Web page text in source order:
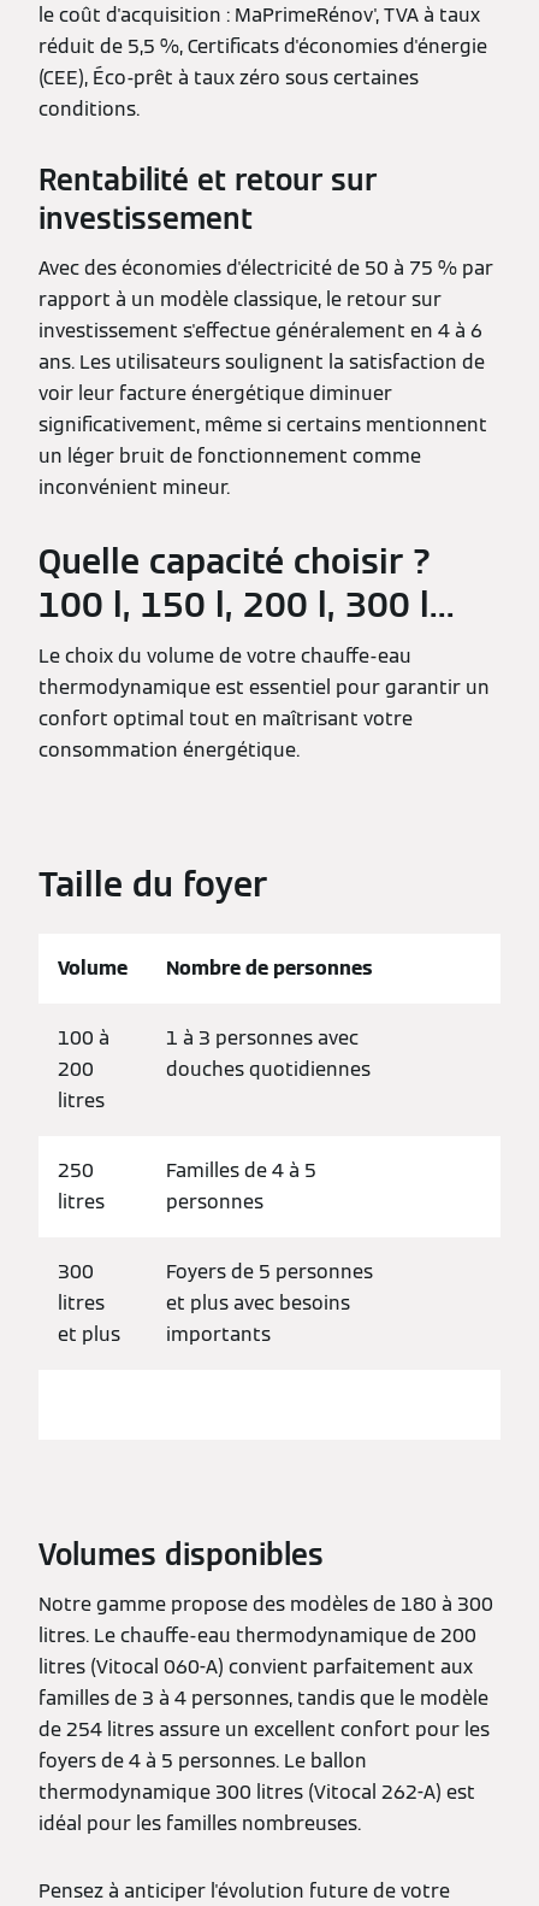
le coût d'acquisition : MaPrimeRénov', TVA à taux
réduit de 5,5 %, Certificats d'économies d'énergie
(CEE), Éco-prêt à taux zéro sous certaines
conditions.
Rentabilité et retour sur
investissement
Avec des économies d'électricité de 50 à 75 % par
rapport à un modèle classique, le retour sur
investissement s'effectue généralement en 4 à 6
ans. Les utilisateurs soulignent la satisfaction de
voir leur facture énergétique diminuer
significativement, même si certains mentionnent
un léger bruit de fonctionnement comme
inconvénient mineur.
Quelle capacité choisir ?
100 l, 150 l, 200 l, 300 l...
Le choix du volume de votre chauffe-eau
thermodynamique est essentiel pour garantir un
confort optimal tout en maîtrisant votre
consommation énergétique.
Taille du foyer
Volume Nombre de personnes
100 à
200
litres
1 à 3 personnes avec
douches quotidiennes
250
litres
Familles de 4 à 5
personnes
300
litres
et plus
Foyers de 5 personnes
et plus avec besoins
importants
Volumes disponibles
Notre gamme propose des modèles de 180 à 300
litres. Le chauffe-eau thermodynamique de 200
litres (Vitocal 060-A) convient parfaitement aux
familles de 3 à 4 personnes, tandis que le modèle
de 254 litres assure un excellent confort pour les
foyers de 4 à 5 personnes. Le ballon
thermodynamique 300 litres (Vitocal 262-A) est
idéal pour les familles nombreuses.
Pensez à anticiper l'évolution future de votre